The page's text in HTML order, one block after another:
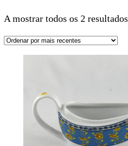
A mostrar todos os 2 resultados